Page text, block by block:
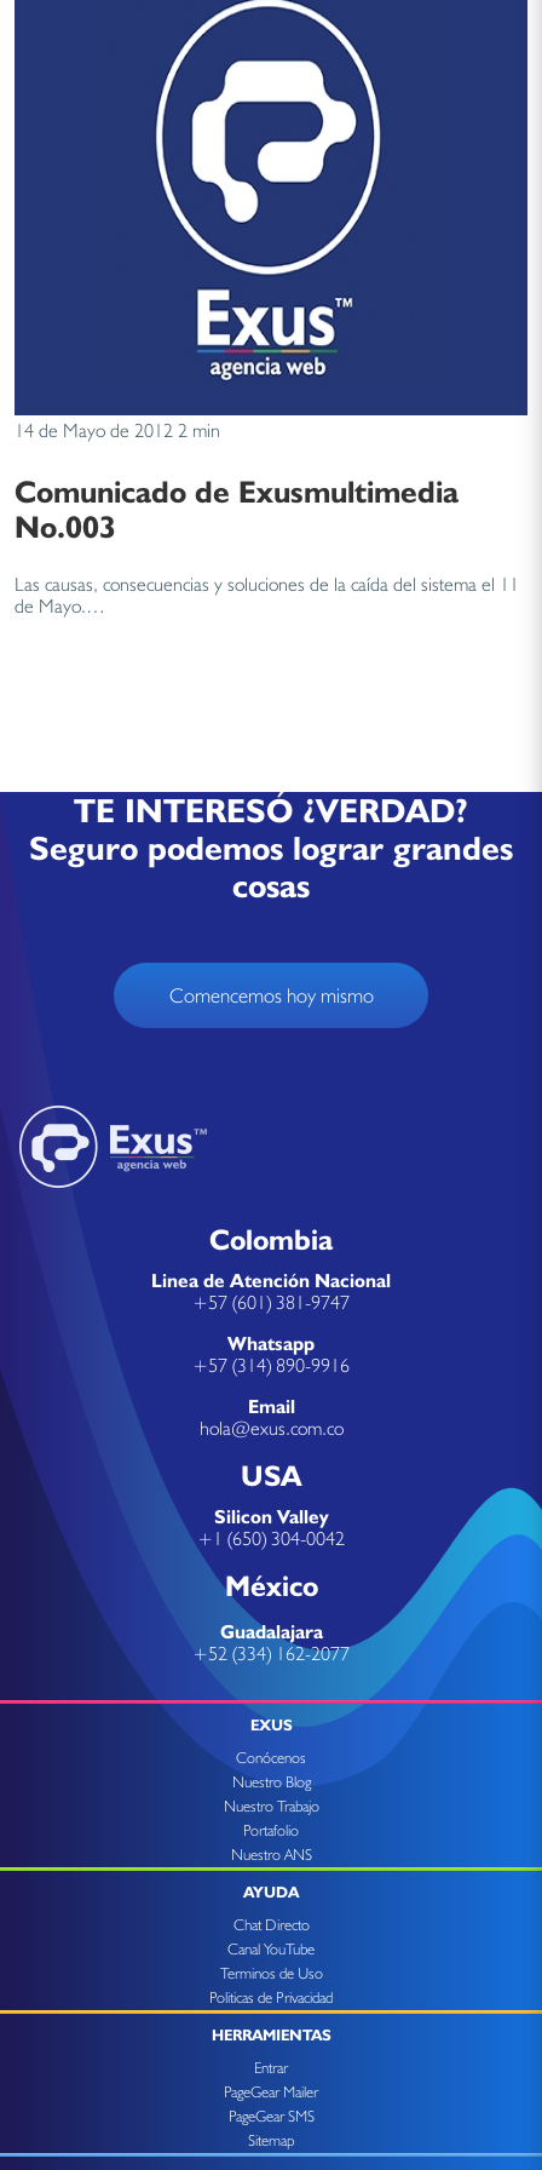
14 de Mayo de 2012 2 min
Comunicado de Exusmultimedia
No.003
Las causas, consecuencias y soluciones de la caída del sistema el 11
de Mayo.…
TE INTERESÓ ¿VERDAD?
Seguro podemos lograr grandes
cosas
Comencemos hoy mismo
Colombia
Linea de Atención Nacional
+57 (601) 381-9747
Whatsapp
+57 (314) 890-9916
Email
hola@exus.com.co
USA
Silicon Valley
+1 (650) 304-0042
México
Guadalajara
+52 (334) 162-2077
EXUS
Conócenos
Nuestro Blog
Nuestro Trabajo
Portafolio
Nuestro ANS
AYUDA
Chat Directo
Canal YouTube
Terminos de Uso
Politicas de Privacidad
HERRAMIENTAS
Entrar
PageGear Mailer
PageGear SMS
Sitemap